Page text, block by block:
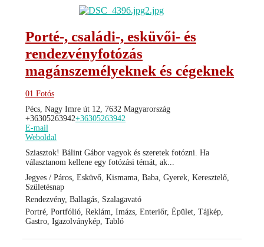
Porté-, családi-, esküvői- és
rendezvényfotózás
magánszemélyeknek és cégeknek
01 Fotós
Pécs, Nagy Imre út 12, 7632 Magyarország
+36305263942+36305263942
E-mail
Weboldal
Sziasztok! Bálint Gábor vagyok és szeretek fotózni. Ha
választanom kellene egy fotózási témát, ak...
Jegyes / Páros, Esküvő, Kismama, Baba, Gyerek, Keresztelő,
Születésnap
Rendezvény, Ballagás, Szalagavató
Portré, Portfólió, Reklám, Imázs, Enteriőr, Épület, Tájkép,
Gastro, Igazolványkép, Tabló